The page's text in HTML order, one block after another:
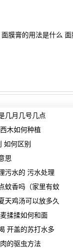
膜膏的用法是什么
几月几号几点
木如何种植
如何区别
思
污水的 污水处理
蚊香吗（家里有蚊
天鸡汤可以放多久
揉揉如何和面
开盖的苏打水多
的驱虫方法